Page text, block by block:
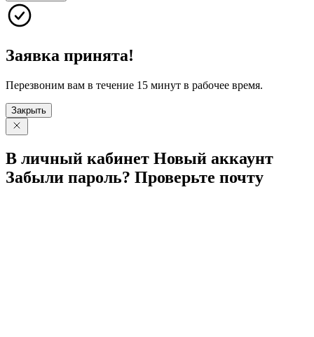
Заявка принята!
Перезвоним вам в течение 15 минут в рабочее время.
Закрыть
В личный кабинет Новый аккаунт
Забыли пароль? Проверьте почту